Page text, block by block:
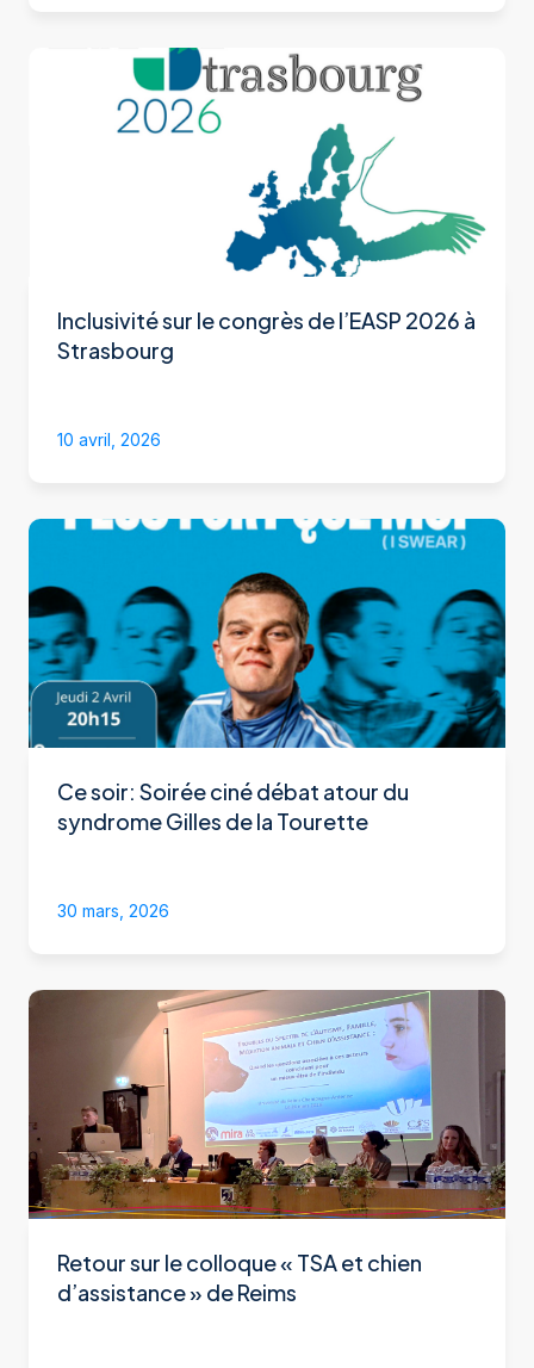
Inclusivité sur le congrès de l’EASP 2026 à
Strasbourg
10 avril, 2026
Ce soir: Soirée ciné débat atour du
syndrome Gilles de la Tourette
30 mars, 2026
Retour sur le colloque « TSA et chien
d’assistance » de Reims